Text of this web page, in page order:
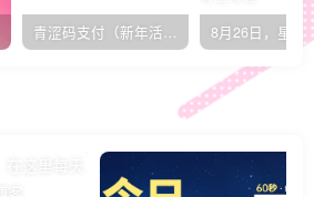
青涩码支付（新年活动）